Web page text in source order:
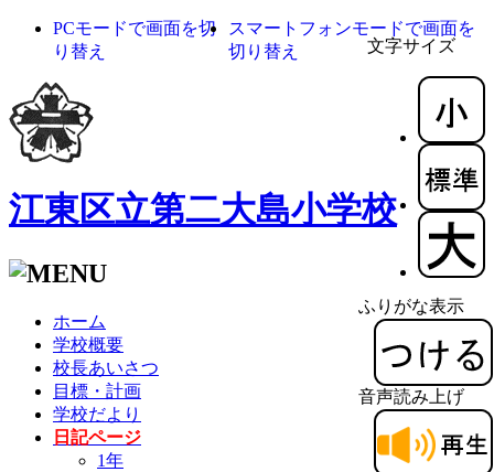
文字サイズ
ふりがな表示
音声読み上げ
PCモードで画面を切
り替え
スマートフォンモードで画面を
切り替え
江東区立第二大島小学校
ホーム
学校概要
校長あいさつ
目標・計画
学校だより
日記ページ
1年